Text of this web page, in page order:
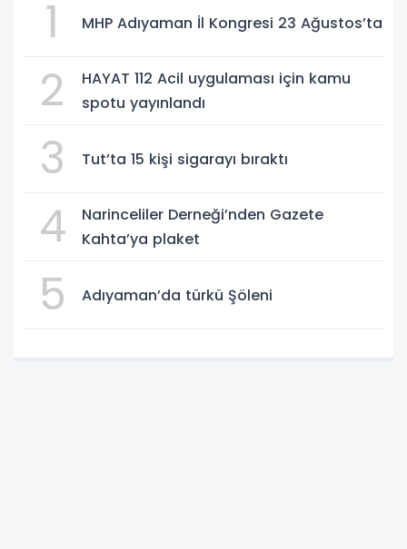
1 MHP Adıyaman İl Kongresi 23 Ağustos’ta
2
HAYAT 112 Acil uygulaması için kamu
spotu yayınlandı
3 Tut’ta 15 kişi sigarayı bıraktı
4
Narinceliler Derneği’nden Gazete
Kahta’ya plaket
5 Adıyaman’da türkü Şöleni